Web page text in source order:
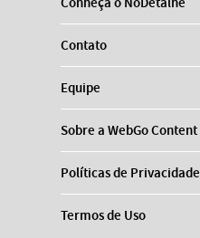
Contato
Equipe
Sobre a WebGo Content
Políticas de Privacidade
Termos de Uso